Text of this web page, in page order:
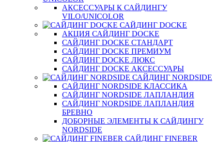
АКСЕССУАРЫ К САЙДИНГУ
VILO/UNICOLOR
САЙДИНГ DOCKE
АКЦИЯ САЙДИНГ DOCKE
САЙДИНГ DOCKE СТАНДАРТ
САЙДИНГ DOCKE ПРЕМИУМ
САЙДИНГ DOCKE ЛЮКС
САЙДИНГ DOCKE АКСЕССУАРЫ
САЙДИНГ NORDSIDE
САЙДИНГ NORDSIDE КЛАССИКА
САЙДИНГ NORDSIDE ЛАПЛАНДИЯ
САЙДИНГ NORDSIDE ЛАПЛАНДИЯ
БРЕВНО
ДОБОРНЫЕ ЭЛЕМЕНТЫ К САЙДИНГУ
NORDSIDE
САЙДИНГ FINEBER